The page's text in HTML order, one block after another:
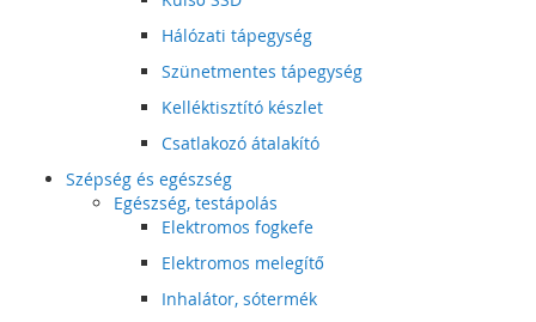
Hálózati tápegység
Szünetmentes tápegység
Kelléktisztító készlet
Csatlakozó átalakító
Szépség és egészség
Egészség, testápolás
Elektromos fogkefe
Elektromos melegítő
Inhalátor, sótermék